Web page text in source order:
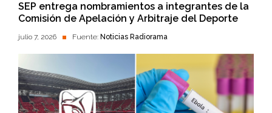
SEP entrega nombramientos a integrantes de la
Comisión de Apelación y Arbitraje del Deporte
julio 7, 2026 Fuente: Noticias Radiorama